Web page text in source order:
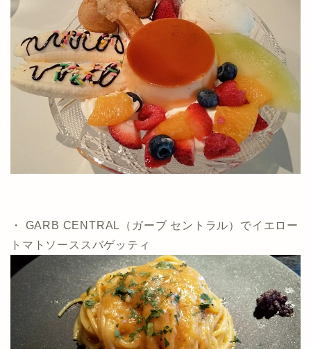
・ GARB CENTRAL（ガーブ セントラル）でイエロー
トマトソーススバゲッティ